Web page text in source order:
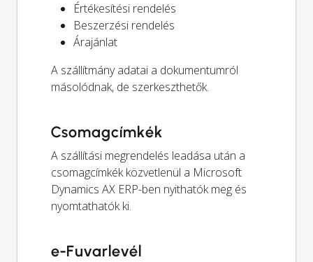
Értékesítési rendelés
Beszerzési rendelés
Árajánlat
A szállítmány adatai a dokumentumról
másolódnak, de szerkeszthetők.
Csomagcímkék
A szállítási megrendelés leadása után a
csomagcímkék közvetlenül a Microsoft
Dynamics AX ERP-ben nyithatók meg és
nyomtathatók ki.
e-Fuvarlevél